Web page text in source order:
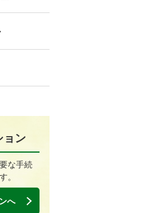
ョン
な手続
。
へ